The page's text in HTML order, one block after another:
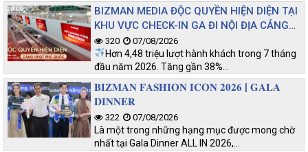
BIZMAN MEDIA ĐỘC QUYỀN HIỆN DIỆN TẠI
KHU VỰC CHECK-IN GA ĐI NỘI ĐỊA CẢNG
HKQT PHÚ QUỐC
320 07/08/2026
Hơn 4,48 triệu lượt hành khách trong 7 tháng
đầu năm 2026. Tăng gần 38%…
𝐁𝐈𝐙𝐌𝐀𝐍 𝐅𝐀𝐒𝐇𝐈𝐎𝐍 𝐈𝐂𝐎𝐍 𝟐𝟎𝟐𝟔 | 𝐆𝐀𝐋𝐀
𝐃𝐈𝐍𝐍𝐄𝐑
322 07/08/2026
Là một trong những hạng mục được mong chờ
nhất tại Gala Dinner ALL IN 2026,…